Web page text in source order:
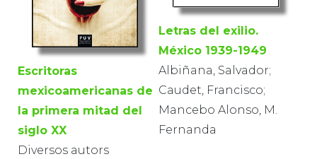
Escritoras
mexicoamericanas de
la primera mitad del
siglo XX
Diversos autors
Letras del exilio.
México 1939-1949
Albiñana, Salvador;
Caudet, Francisco;
Mancebo Alonso, M.
Fernanda